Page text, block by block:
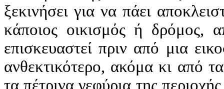
ξεκινήσει για να πάει
κάποιος οικισμός ή δρόμος,
επισκευαστεί πριν από μια
ανθεκτικότερο, ακόμα κι από
τα πέτρινα γεφύρια της